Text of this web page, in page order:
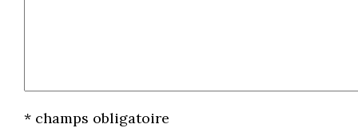
* champs obligatoire